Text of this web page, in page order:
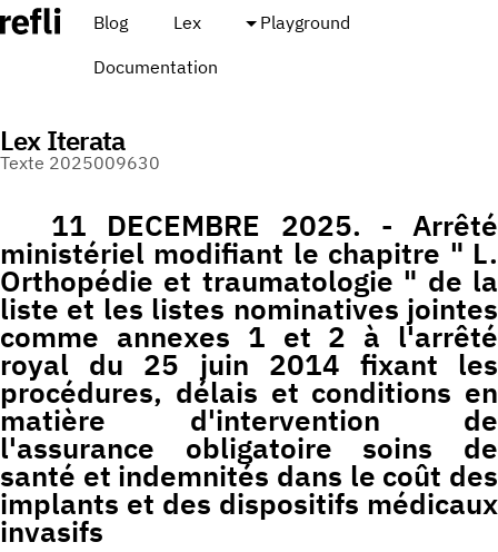
Blog Lex
Playground
Documentation
Lex Iterata
Texte 2025009630
11 DECEMBRE 2025. - Arrêté
ministériel modifiant le chapitre " L.
Orthopédie et traumatologie " de la
liste et les listes nominatives jointes
comme annexes 1 et 2 à l'arrêté
royal du 25 juin 2014 fixant les
procédures, délais et conditions en
matière d'intervention de
l'assurance obligatoire soins de
santé et indemnités dans le coût des
implants et des dispositifs médicaux
invasifs